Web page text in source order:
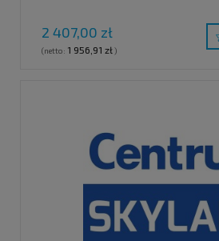
2 407,00 zł
(netto: 1 956,91 zł)